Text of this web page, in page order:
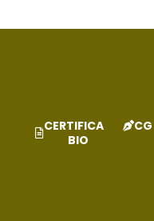
CERTIFICAT
BIO
CGV